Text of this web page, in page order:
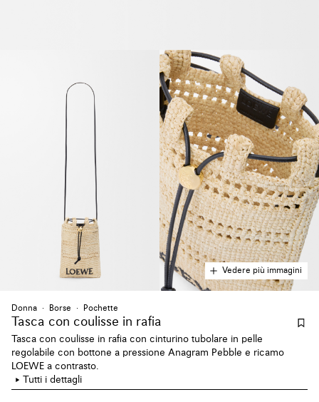
Vedere più immagini
Donna Borse Pochette
Tasca con coulisse in rafia
Tasca con coulisse in rafia con cinturino tubolare in pelle
regolabile con bottone a pressione Anagram Pebble e ricamo
LOEWE a contrasto.
Tutti i dettagli